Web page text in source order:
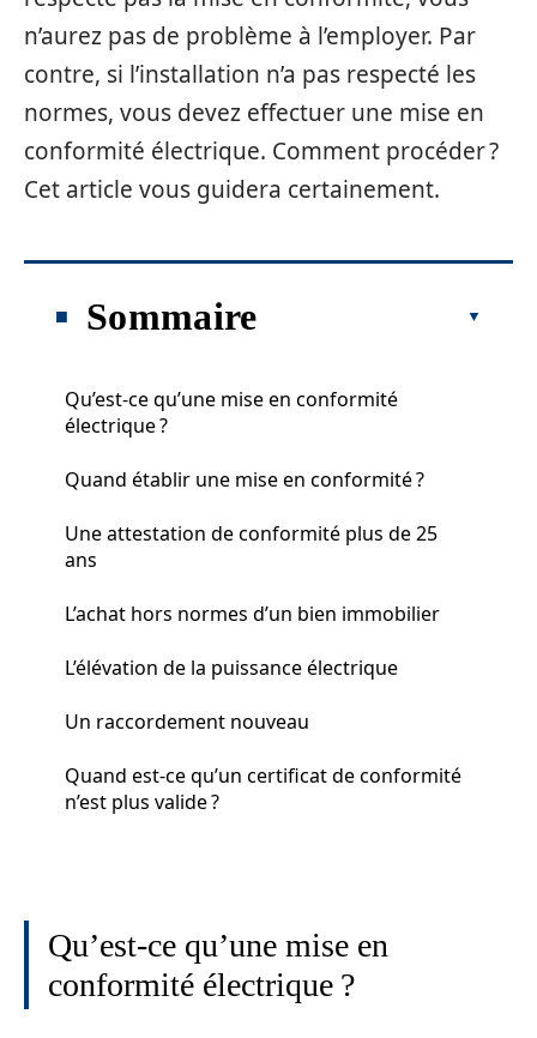
n’aurez pas de problème à l’employer. Par
contre, si l’installation n’a pas respecté les
normes, vous devez effectuer une mise en
conformité électrique. Comment procéder ?
Cet article vous guidera certainement.
Sommaire
Qu’est-ce qu’une mise en conformité
électrique ?
Quand établir une mise en conformité ?
Une attestation de conformité plus de 25
ans
L’achat hors normes d’un bien immobilier
L’élévation de la puissance électrique
Un raccordement nouveau
Quand est-ce qu’un certificat de conformité
n’est plus valide ?
Qu’est-ce qu’une mise en
conformité électrique ?